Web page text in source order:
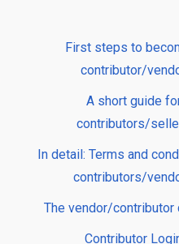
First steps to
contributor/
A short guide
contributors/
In detail: Terms and
contributors/
The vendor/contributor
Contributor